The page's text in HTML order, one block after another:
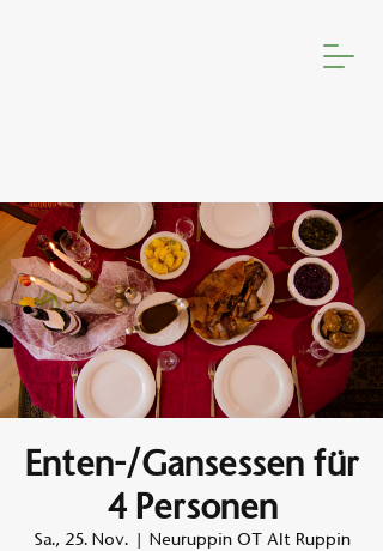
Enten-/Gansessen für
4 Personen
Sa., 25. Nov.
  |
Neuruppin OT Alt Ruppin